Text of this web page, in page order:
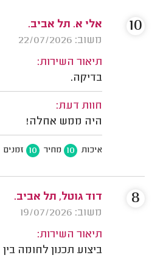
אלי א. תל אביב.
משוב: 22/07/2026
תיאור השירות:
בדיקה.
חוות דעת:
היה ממש אחלה!
איכות 10 מחיר 10 זמנים
10
דוד גוטל, תל אביב.
משוב: 19/07/2026
תיאור השירות:
ביצוע תכנון לחומה
8